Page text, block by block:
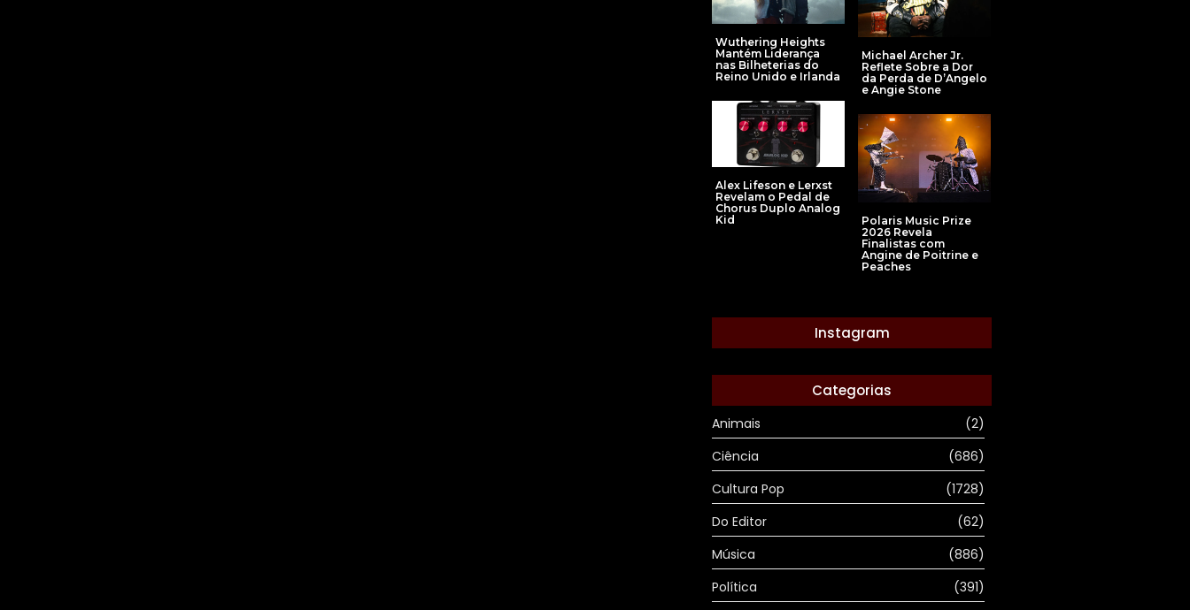
Wuthering Heights
Mantém Liderança
nas Bilheterias do
Reino Unido e Irlanda
Michael Archer Jr.
Reflete Sobre a Dor
da Perda de D’Angelo
e Angie Stone
Alex Lifeson e Lerxst
Revelam o Pedal de
Chorus Duplo Analog
Kid
Polaris Music Prize
2026 Revela
Finalistas com
Angine de Poitrine e
Peaches
Instagram
Categorias
Animais
(2)
Ciência
(686)
Cultura Pop
(1728)
Do Editor
(62)
Música
(886)
Política
(391)